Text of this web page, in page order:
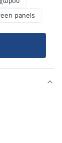
panels